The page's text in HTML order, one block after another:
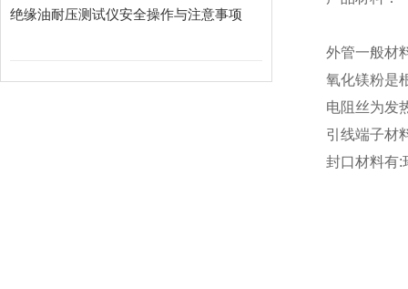
绝缘油耐压测试仪安全操作与注意事项
外管一般材
氧化镁粉是
电阻丝为发
引线端子材
封口材料有: